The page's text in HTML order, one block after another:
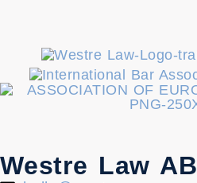
Westre Law AB